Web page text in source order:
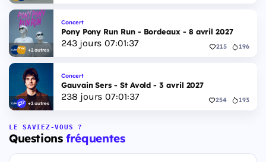
+2 autres
Concert
Pony Pony Run Run - Bordeaux - 8 avril 2027
243jours 07:01:36 215 196
+2 autres
Concert
Gauvain Sers - St Avold - 3 avril 2027
238 jours 07:01:36 254 193
LE SAVIEZ-VOUS ?
Questionsfréquentes